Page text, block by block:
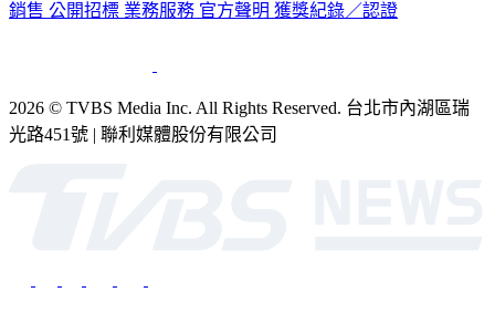
銷售 公開招標 業務服務 官方聲明 獲獎紀錄／認證
2026 © TVBS Media Inc. All Rights Reserved. 台北市內湖區瑞
光路451號 | 聯利媒體股份有限公司